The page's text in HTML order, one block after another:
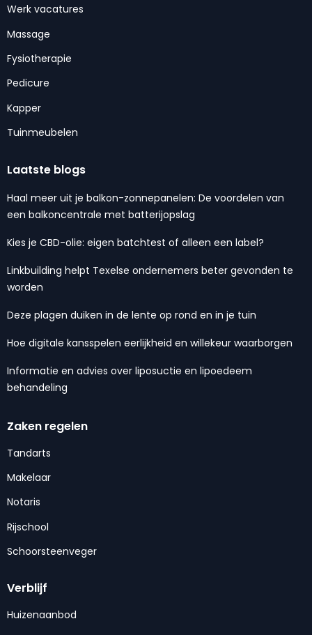
Werk vacatures
Massage
Fysiotherapie
Pedicure
Kapper
Tuinmeubelen
Laatste blogs
Haal meer uit je balkon-zonnepanelen: De voordelen van
een balkoncentrale met batterijopslag
Kies je CBD-olie: eigen batchtest of alleen een label?
Linkbuilding helpt Texelse ondernemers beter gevonden te
worden
Deze plagen duiken in de lente op rond en in je tuin
Hoe digitale kansspelen eerlijkheid en willekeur waarborgen
Informatie en advies over liposuctie en lipoedeem
behandeling
Zaken regelen
Tandarts
Makelaar
Notaris
Rijschool
Schoorsteenveger
Verblijf
Huizenaanbod